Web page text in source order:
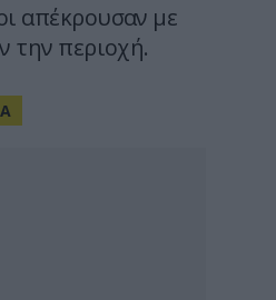
απέκρουσαν με
την περιοχή.